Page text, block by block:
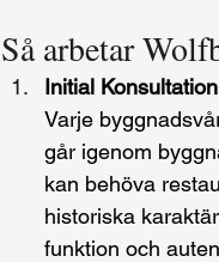
Så arbetar
Initial
Varje
går igenom
kan behöva
historiska
funktion och